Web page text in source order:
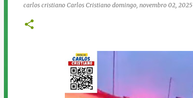
carlos cristiano Carlos Cristiano domingo, novembro 02, 2025